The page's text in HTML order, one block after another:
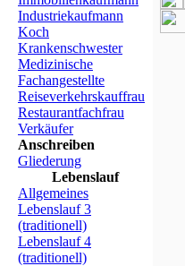
Industriekaufmann
Koch
Krankenschwester
Medizinische
Fachangestellte
Reiseverkehrskauffrau
Restaurantfachfrau
Verkäufer
Anschreiben
Gliederung
Lebenslauf
Allgemeines
Lebenslauf 3
(traditionell)
Lebenslauf 4
(traditionell)